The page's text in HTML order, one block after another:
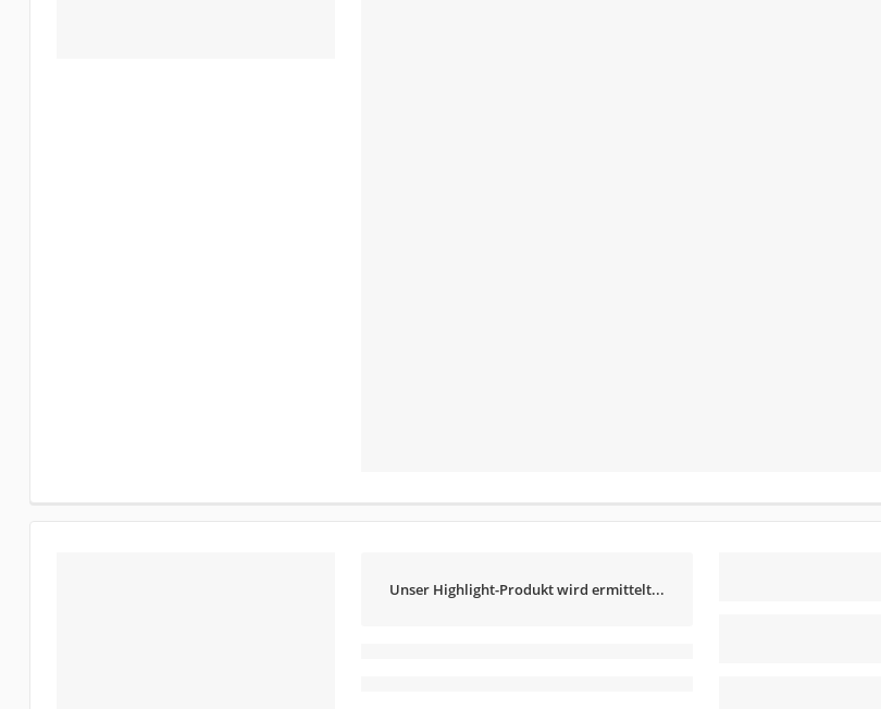
Unser Highlight-Produkt wird ermittelt...